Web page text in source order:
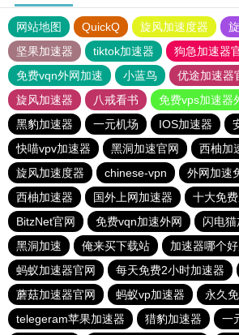
网站地图 QuickQ 旋风加速度器
坚果加速器
tiktok加速器
狗急加速器
免费vqn外网加速
小蓝鸟 优途加速器
旋风加速器
八戒看书
免费vps加速器
黑豹加速器
一元机场 IOS加速器
快喵vpv加速器
黑洞加速官网
西柚加
旋风加速度器
chinese-vpn
外网加速
西柚加速器
国外上网加速器
十大免
BitzNet官网
免费vqn加速外网
闪电
黑洞加速
俺来买下载站 加速器哪个好
蚂蚁加速器官网
每天免费2小时加速器
蘑菇加速器官网
蚂蚁vp加速器
永久
telegeram苹果加速器
猎豹加速器 一